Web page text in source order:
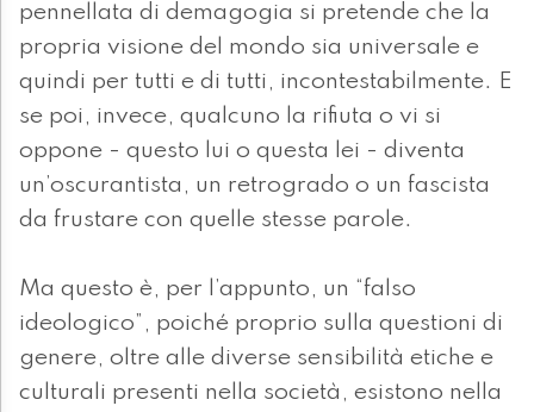
pennellata di demagogia si pretende che la
propria visione del mondo sia universale e
quindi per tutti e di tutti, incontestabilmente. E
se poi, invece, qualcuno la rifiuta o vi si
oppone - questo lui o questa lei - diventa
un’oscurantista, un retrogrado o un fascista
da frustare con quelle stesse parole.
Ma questo è, per l’appunto, un “falso
ideologico”, poiché proprio sulla questioni di
genere, oltre alle diverse sensibilità etiche e
culturali presenti nella società, esistono nella